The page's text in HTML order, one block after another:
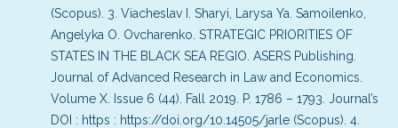
(Scopus). 3. Viacheslav I. Sharyi, Larysa Ya. Samoilenko,
Angelyka O. Ovcharenko. STRATEGIC PRIORITIES OF
STATES IN THE BLACK SEA REGIO. ASERS Publishing.
Journal of Advanced Research in Law and Economics.
Volume X. Issue 6 (44). Fall 2019. P. 1786 – 1793. Journal’s
DOI : https : https://doi.org/10.14505/jarle (Scopus). 4.